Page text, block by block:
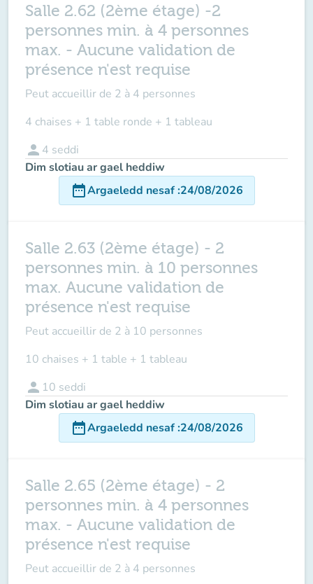
Salle 2.62 (2ème étage) -2
personnes min. à 4 personnes
max. - Aucune validation de
présence n'est requise
Peut accueillir de 2 à 4 personnes
4 chaises + 1 table ronde + 1 tableau
person 4 seddi
Dim slotiau ar gael heddiw
date_rangeArgaeledd nesaf:24/08/2026
Salle 2.63 (2ème étage) - 2
personnes min. à 10 personnes
max. Aucune validation de
présence n'est requise
Peut accueillir de 2 à 10 personnes
10 chaises + 1 table + 1 tableau
person 10 seddi
Dim slotiau ar gael heddiw
date_rangeArgaeledd nesaf:24/08/2026
Salle 2.65 (2ème étage) - 2
personnes min. à 4 personnes
max. - Aucune validation de
présence n'est requise
Peut accueillir de 2 à 4 personnes